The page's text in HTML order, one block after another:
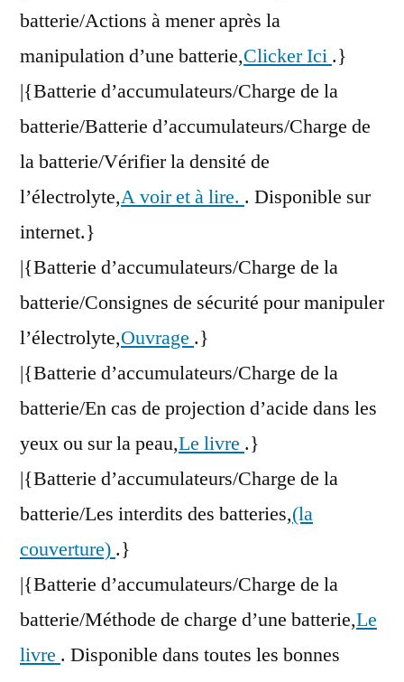
batterie/Actions à mener après la
manipulation d’une batterie,Clicker Ici .}
|{Batterie d’accumulateurs/Charge de la
batterie/Batterie d’accumulateurs/Charge de
la batterie/Vérifier la densité de
l’électrolyte,A voir et à lire. . Disponible sur
internet.}
|{Batterie d’accumulateurs/Charge de la
batterie/Consignes de sécurité pour manipuler
l’électrolyte,Ouvrage .}
|{Batterie d’accumulateurs/Charge de la
batterie/En cas de projection d’acide dans les
yeux ou sur la peau,Le livre .}
|{Batterie d’accumulateurs/Charge de la
batterie/Les interdits des batteries,(la
couverture) .}
|{Batterie d’accumulateurs/Charge de la
batterie/Méthode de charge d’une batterie,Le
livre . Disponible dans toutes les bonnes